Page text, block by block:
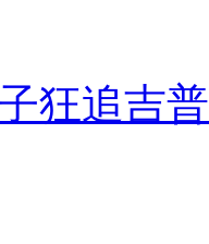
狂追吉